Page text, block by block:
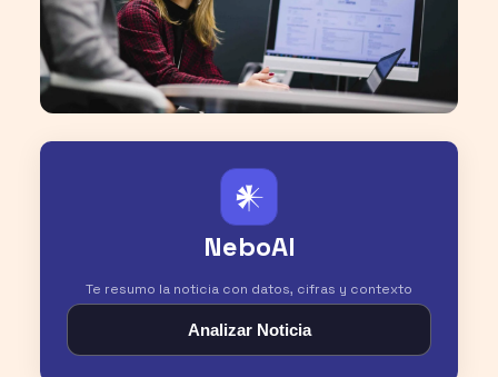
𒀭
NeboAI
Te resumo la noticia con datos, cifras y contexto
Analizar Noticia